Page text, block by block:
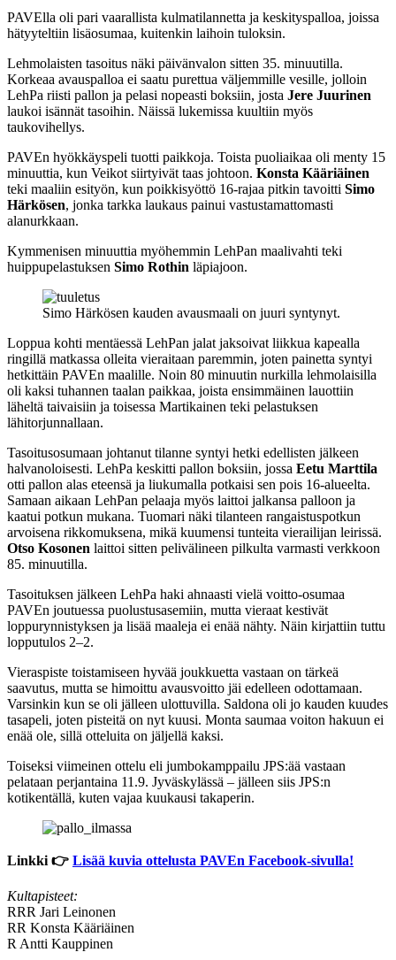
PAVElla oli pari vaarallista kulmatilannetta ja keskityspalloa, joissa
hätyyteltiin lisäosumaa, kuitenkin laihoin tuloksin.
Lehmolaisten tasoitus näki päivänvalon sitten 35. minuutilla.
Korkeaa avauspalloa ei saatu purettua väljemmille vesille, jolloin
LehPa riisti pallon ja pelasi nopeasti boksiin, josta Jere Juurinen
laukoi isännät tasoihin. Näissä lukemissa kuultiin myös
taukovihellys.
PAVEn hyökkäyspeli tuotti paikkoja. Toista puoliaikaa oli menty 15
minuuttia, kun Veikot siirtyivät taas johtoon. Konsta Kääriäinen
teki maaliin esityön, kun poikkisyöttö 16-rajaa pitkin tavoitti Simo
Härkösen, jonka tarkka laukaus painui vastustamattomasti
alanurkkaan.
Kymmenisen minuuttia myöhemmin LehPan maalivahti teki
huippupelastuksen Simo Rothin läpiajoon.
Simo Härkösen kauden avausmaali on juuri syntynyt.
Loppua kohti mentäessä LehPan jalat jaksoivat liikkua kapealla
ringillä matkassa olleita vieraitaan paremmin, joten painetta syntyi
hetkittäin PAVEn maalille. Noin 80 minuutin nurkilla lehmolaisilla
oli kaksi tuhannen taalan paikkaa, joista ensimmäinen lauottiin
läheltä taivaisiin ja toisessa Martikainen teki pelastuksen
lähitorjunnallaan.
Tasoitusosumaan johtanut tilanne syntyi hetki edellisten jälkeen
halvanoloisesti. LehPa keskitti pallon boksiin, jossa Eetu Marttila
otti pallon alas eteensä ja liukumalla potkaisi sen pois 16-alueelta.
Samaan aikaan LehPan pelaaja myös laittoi jalkansa palloon ja
kaatui potkun mukana. Tuomari näki tilanteen rangaistuspotkun
arvoisena rikkomuksena, mikä kuumensi tunteita vierailijan leirissä.
Otso Kosonen laittoi sitten pelivälineen pilkulta varmasti verkkoon
85. minuutilla.
Tasoituksen jälkeen LehPa haki ahnaasti vielä voitto-osumaa
PAVEn joutuessa puolustusasemiin, mutta vieraat kestivät
loppurynnistyksen ja lisää maaleja ei enää nähty. Näin kirjattiin tuttu
lopputulos 2–2.
Vieraspiste toistamiseen hyvää joukkuetta vastaan on tärkeä
saavutus, mutta se himoittu avausvoitto jäi edelleen odottamaan.
Varsinkin kun se oli jälleen ulottuvilla. Saldona oli jo kauden kuudes
tasapeli, joten pisteitä on nyt kuusi. Monta saumaa voiton hakuun ei
enää ole, sillä otteluita on jäljellä kaksi.
Toiseksi viimeinen ottelu eli jumbokamppailu JPS:ää vastaan
pelataan perjantaina 11.9. Jyväskylässä – jälleen siis JPS:n
kotikentällä, kuten vajaa kuukausi takaperin.
Linkki 👉 Lisää kuvia ottelusta PAVEn Facebook-sivulla!
Kultapisteet:
RRR Jari Leinonen
RR Konsta Kääriäinen
R Antti Kauppinen